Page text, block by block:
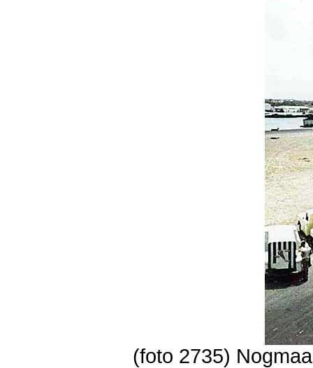
(foto 2735)